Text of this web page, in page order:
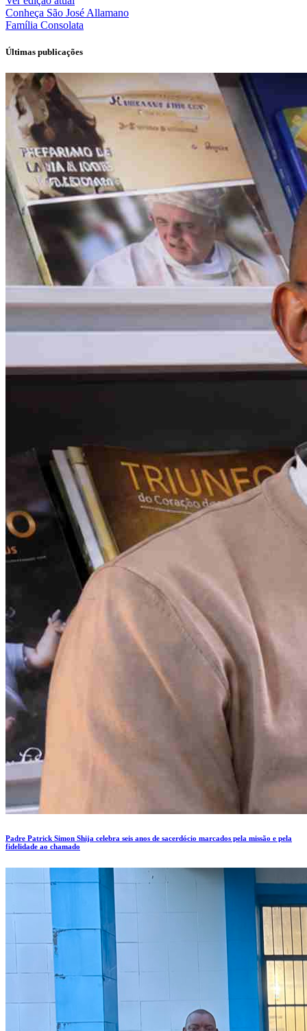
Conheça São José Allamano
Família Consolata
Últimas publicações
Padre Patrick Simon Shija celebra seis anos de sacerdócio marcados pela missão e pela
fidelidade ao chamado